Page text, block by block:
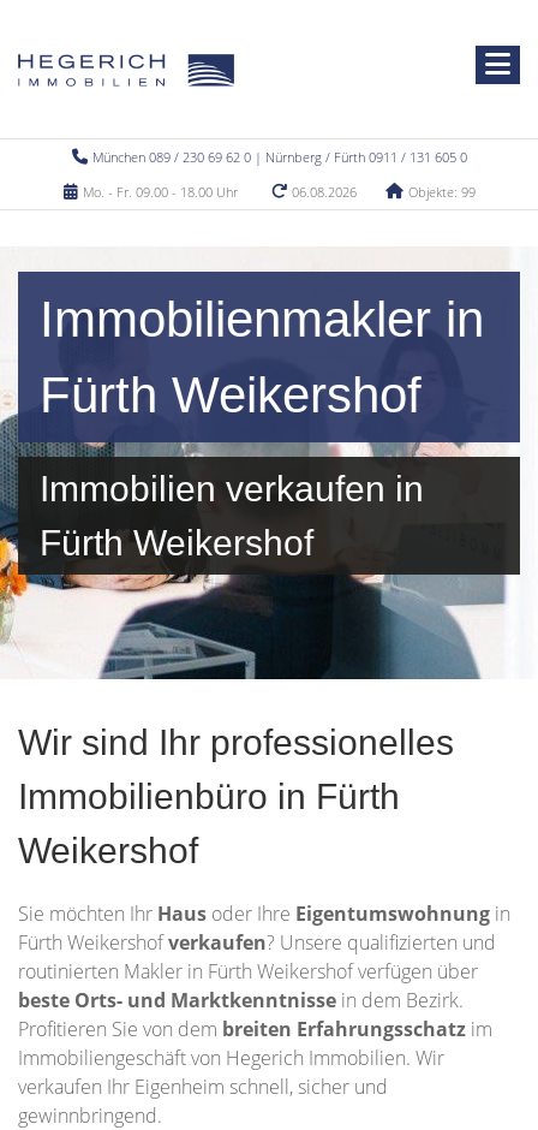
München 089 / 230 69 62 0 | Nürnberg / Fürth 0911 / 131 605 0
Mo. - Fr. 09.00 - 18.00 Uhr
06.08.2026 Objekte: 99
Immobilienmakler in
Fürth Weikershof
Immobilien verkaufen in
Fürth Weikershof
Wir sind Ihr professionelles
Immobilienbüro in Fürth
Weikershof
Sie möchten Ihr Haus oder Ihre Eigentumswohnung in
Fürth Weikershofverkaufen? Unsere qualifizierten und
routinierten Makler in Fürth Weikershof verfügen über
beste Orts- und Marktkenntnisse in dem Bezirk.
Profitieren Sie von dem breiten Erfahrungsschatz im
Immobiliengeschäft von Hegerich Immobilien. Wir
verkaufen Ihr Eigenheim schnell, sicher und
gewinnbringend.